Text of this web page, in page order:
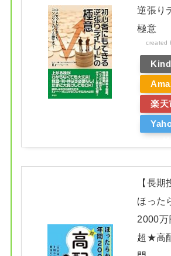
逆張り
極意
created
楽天
【長期
ほった
2000万
超★高